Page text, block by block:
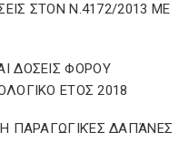
ΣΤΟΝ Ν.4172/2013 ΜΕ
ΔΟΣΕΙΣ ΦΟΡΟΥ
ΕΤΟΣ 2018
ΠΑΡΑΓΩΓΙΚΈΣ ΔΑΠΆΝΕΣ